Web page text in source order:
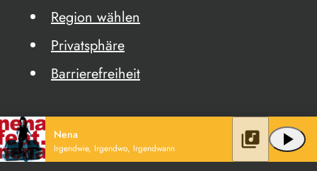
Region wählen
Privatsphäre
Barrierefreiheit
Nena
Irgendwie, Irgendwo, Irgendwann play_arrow
library_music